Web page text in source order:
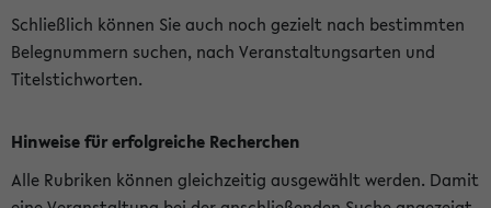
Schließlich können Sie auch noch gezielt nach bestimmten
Belegnummern suchen, nach Veranstaltungsarten und
Titelstichworten.
Hinweise für erfolgreiche Recherchen
Alle Rubriken können gleichzeitig ausgewählt werden. Damit